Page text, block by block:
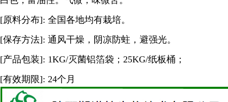
[原料分布]: 全国各地均有栽培。
[保存方法]: 通风干燥，阴凉防蛀，避强光。
[产品包装]: 1KG/灭菌铝箔袋；25KG/纸板桶；
[有效期限]: 24个月